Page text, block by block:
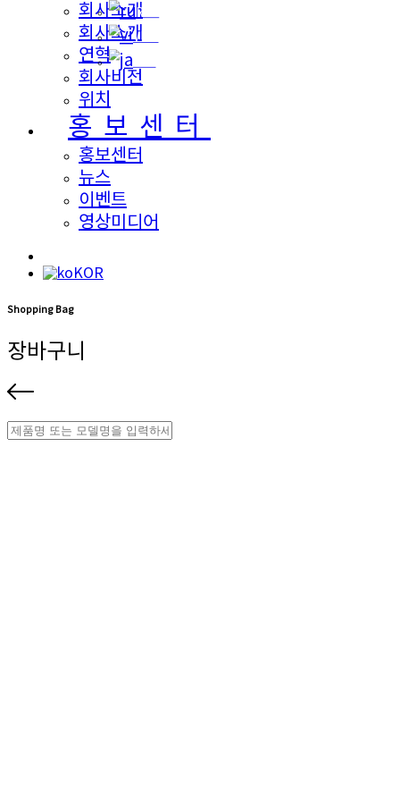
회사소개
회사소개
연혁
회사비전
위치
홍보센터
홍보센터
뉴스
이벤트
영상미디어
KOR
Shopping Bag
장바구니
RUS
VNM